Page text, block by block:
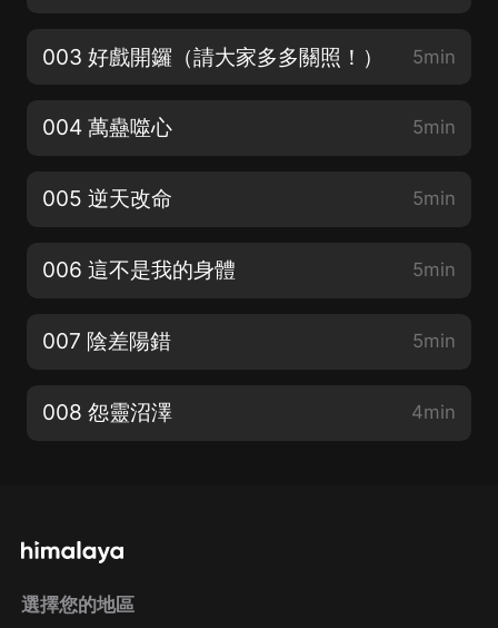
003 好戲開鑼（請大家多多關照！） 5min
004 萬蠱噬心 5min
005 逆天改命 5min
006 這不是我的身體 5min
007 陰差陽錯 5min
008 怨靈沼澤 4min
選擇您的地區